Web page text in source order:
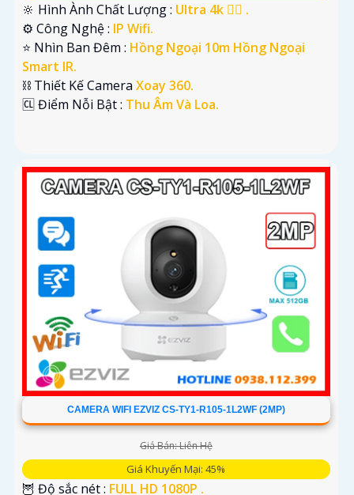
🔆 Hình Ành Chất Lượng : Ultra 4k 👍🏾 .
⚙ Công Nghệ : IP Wifi.
⭐ Nhìn Ban Đêm : Hồng Ngoại 10m Hồng Ngoại
Smart IR.
⛓ Thiết Kế Camera Xoay 360.
️🆑 Điểm Nỗi Bật : Thu Âm Và Loa.
CAMERA WIFI EZVIZ CS-TY1-R105-1L2WF (2MP)
Giá Bán: Liên Hệ
Giá Khuyến Mại: 45%
🦉 Độ sắc nét : FULL HD 1080P .